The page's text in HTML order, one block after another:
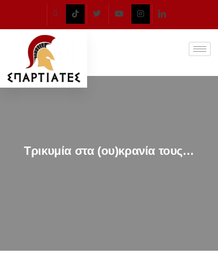
Τρικυμία στα (ου)κρανία τους…